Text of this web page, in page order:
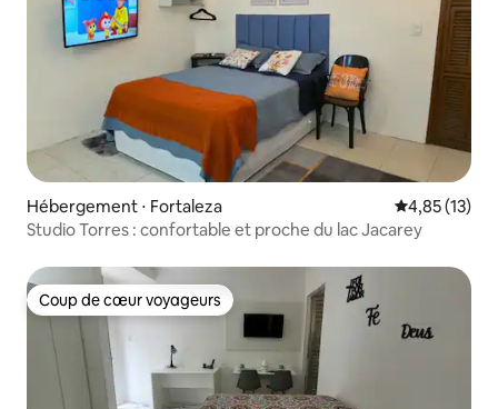
Hébergement ⋅ Fortaleza Évaluation
4,85 (13)
Studio Torres : confortable et proche du lac Jacarey
Coup de cœur voyageurs
Coup de cœur voyageurs